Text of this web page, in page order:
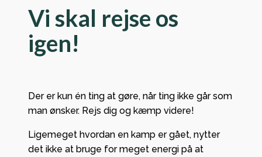
Vi skal rejse os
igen!
Der er kun én ting at gøre, når ting ikke går som
man ønsker. Rejs dig og kæmp videre!
Ligemeget hvordan en kamp er gået, nytter
det ikke at bruge for meget energi på at